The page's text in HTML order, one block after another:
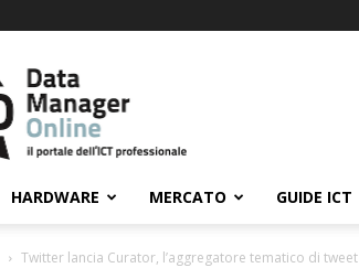
Data
Manager
Online
HARDWARE MERCATO GUIDE ICT
Twitter lancia Curator, l’aggregatore tematico di tweet